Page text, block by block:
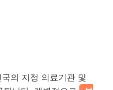
의 지정 의료기관 및